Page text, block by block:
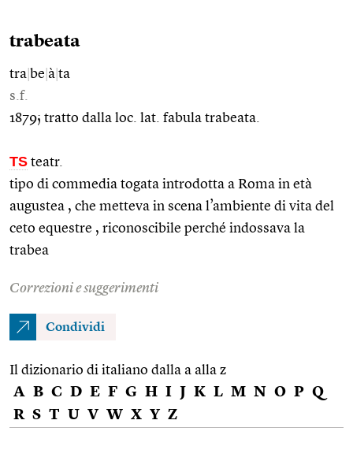
trabeata
tra be à ta
s.f.
1879; tratto dalla loc. lat. fabula trabeata.
TS teatr.
tipo di commedia togata introdotta a Roma in età
augustea , che metteva in scena l’ambiente di vita del
ceto equestre , riconoscibile perché indossava la
trabea
Correzioni e suggerimenti
Condividi
Il dizionario di italiano dalla a alla z
A B C D E F G H I J K L M N O P Q
R S T U V W X Y Z